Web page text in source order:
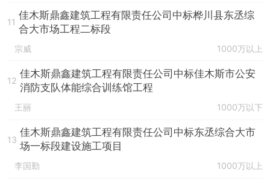
11
佳木斯鼎鑫建筑工程有限责任公司中标桦川县东丞综
合大市场工程二标段
宗威 1000万以上
12
佳木斯鼎鑫建筑工程有限责任公司中标佳木斯市公安
消防支队体能综合训练馆工程
王丽 1000万以下
13
佳木斯鼎鑫建筑工程有限责任公司中标东丞综合大市
场一标段建设施工项目
李国勤 1000万以上